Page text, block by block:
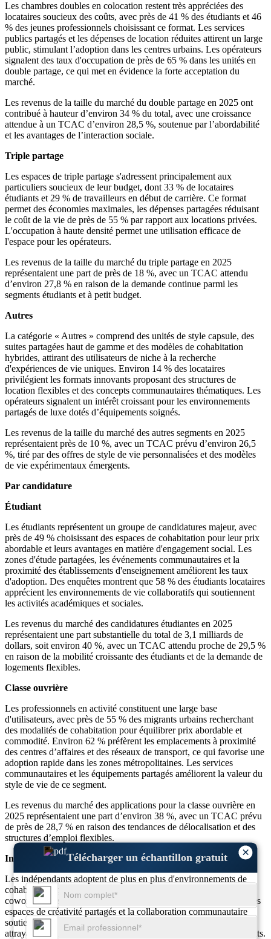
×
Télécharger un échantillon gratuit
Les chambres doubles en colocation restent très appréciées des
locataires soucieux des coûts, avec près de 41 % des étudiants et 46
% des jeunes professionnels choisissant ce format. Les services
publics partagés et les dépenses de location réduites attirent un large
public, stimulant l’adoption dans les centres urbains. Les opérateurs
signalent des taux d'occupation de près de 65 % dans les unités en
double partage, ce qui met en évidence la forte acceptation du
marché.
Les revenus de la taille du marché du double partage en 2025 ont
contribué à hauteur d’environ 34 % du total, avec une croissance
attendue à un TCAC d’environ 28,5 %, soutenue par l’abordabilité
et les avantages de l’interaction sociale.
Triple partage
Les espaces de triple partage s'adressent principalement aux
particuliers soucieux de leur budget, dont 33 % de locataires
étudiants et 29 % de travailleurs en début de carrière. Ce format
permet des économies maximales, les dépenses partagées réduisant
le coût de la vie de près de 55 % par rapport aux locations privées.
L'occupation à haute densité permet une utilisation efficace de
l'espace pour les opérateurs.
Les revenus de la taille du marché du triple partage en 2025
représentaient une part de près de 18 %, avec un TCAC attendu
d’environ 27,8 % en raison de la demande continue parmi les
segments étudiants et à petit budget.
Autres
La catégorie « Autres » comprend des unités de style capsule, des
suites partagées haut de gamme et des modèles de cohabitation
hybrides, attirant des utilisateurs de niche à la recherche
d'expériences de vie uniques. Environ 14 % des locataires
privilégient les formats innovants proposant des structures de
location flexibles et des concepts communautaires thématiques. Les
opérateurs signalent un intérêt croissant pour les environnements
partagés de luxe dotés d’équipements soignés.
Les revenus de la taille du marché des autres segments en 2025
représentaient près de 10 %, avec un TCAC prévu d’environ 26,5
%, tiré par des offres de style de vie personnalisées et des modèles
de vie expérimentaux émergents.
Par candidature
Étudiant
Les étudiants représentent un groupe de candidatures majeur, avec
près de 49 % choisissant des espaces de cohabitation pour leur prix
abordable et leurs avantages en matière d'engagement social. Les
zones d'étude partagées, les événements communautaires et la
proximité des établissements d'enseignement améliorent les taux
d'adoption. Des enquêtes montrent que 58 % des étudiants locataires
apprécient les environnements de vie collaboratifs qui soutiennent
les activités académiques et sociales.
Les revenus du marché des candidatures étudiantes en 2025
représentaient une part substantielle du total de 3,1 milliards de
dollars, soit environ 40 %, avec un TCAC attendu proche de 29,5 %
en raison de la mobilité croissante des étudiants et de la demande de
logements flexibles.
Classe ouvrière
Les professionnels en activité constituent une large base
d'utilisateurs, avec près de 55 % des migrants urbains recherchant
des modalités de cohabitation pour équilibrer prix abordable et
commodité. Environ 62 % préfèrent les emplacements à proximité
des centres d’affaires et des réseaux de transport, ce qui favorise une
adoption rapide dans les zones métropolitaines. Les services
communautaires et les équipements partagés améliorent la valeur du
style de vie de ce segment.
Les revenus du marché des applications pour la classe ouvrière en
2025 représentaient une part d’environ 38 %, avec un TCAC prévu
de près de 28,7 % en raison des tendances de délocalisation et des
structures d’emploi flexibles.
Indépendants
Les indépendants adoptent de plus en plus d'environnements de
cohabitation, près de 37 % d'entre eux appréciant l'accès au
coworking, les opportunités de réseautage et les baux flexibles. Les
espaces de créativité partagés et la collaboration communautaire
soutiennent la croissance professionnelle, rendant la cohabitation
attrayante pour les travailleurs à distance et les salariés indépendants.